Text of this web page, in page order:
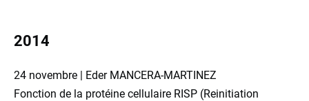
2014
24 novembre | Eder MANCERA-MARTINEZ
Fonction de la protéine cellulaire RISP (Reinitiation